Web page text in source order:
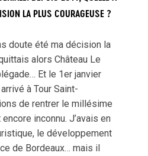
LA PLUS COURAGEUSE ?
doute été ma décision la
alors Château Le
Et le 1er janvier
à Tour Saint-
de rentrer le millésime
inconnu. J’avais en
le développement
de Bordeaux… mais il